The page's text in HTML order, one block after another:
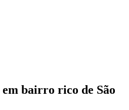
bairro rico de São